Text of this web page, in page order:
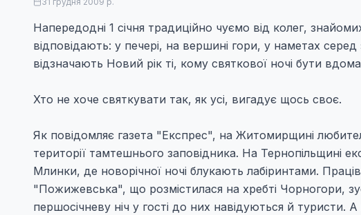
Напередодні 1 січня традиційно чуємо від колег,
відповідають: у печері, на вершині гори, у наметах
відзначають Новий рік ті, кому святкової ночі бути
Хто не хоче святкувати так, як усі, вигадує щось своє.
Як повідомляє газета "Експрес", на Житомирщині
території тамтешнього заповідника. На Тернопільщині
Млинки, де новорічної ночі блукають лабіринтами.
"Пожижевська", що розмістилася на хребті Чорногори,
першосічневу ніч у гості до них навідуються й туристи.